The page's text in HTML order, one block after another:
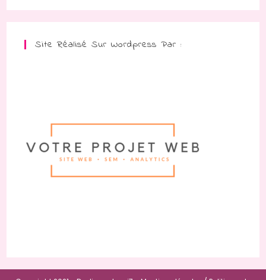
Site Réalisé Sur Wordpress Par :